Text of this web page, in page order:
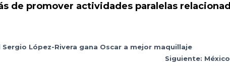
de promover actividades paralelas
López-Rivera gana Oscar a mejor maquillaje
Siguiente: